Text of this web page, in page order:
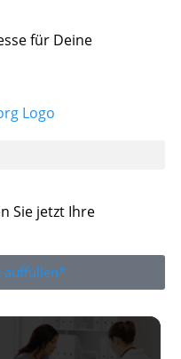
für Deine
Sie jetzt Ihre
auffüllen*